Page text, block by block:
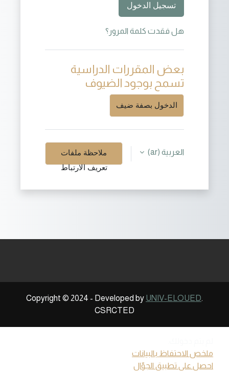
تسجيل الدخول
هل فقدت كلمة المرور؟
بعض المقررات الدراسية
تسمح بوجود الضيوف
الدخول بصفة ضيف
العربية ‎(ar)‎
ملاحظة ملفات
تعريف الارتباط
Copyright © 2024 - Developed by UNIV-ELOUED.
CSRCTED
ملخص الاحتفاظ بالبيانات
احصل على تطبيق الجوّال